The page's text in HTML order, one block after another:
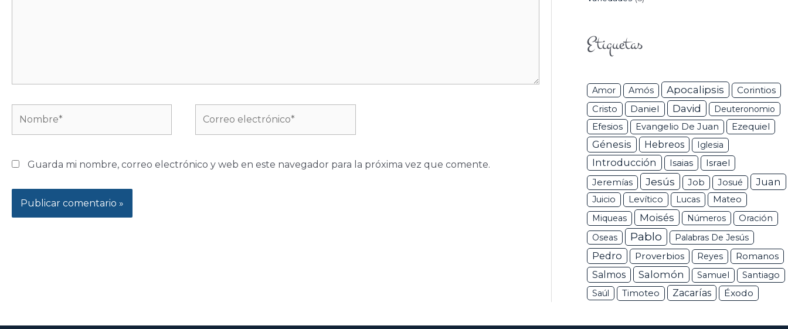
electrónico*
Guarda mi nombre, correo electrónico y web en este navegador para la próxima vez que comente.
Etiquetas
Amor Amós Apocalipsis Corintios
Cristo Daniel David Deuteronomio
Efesios Evangelio De Juan Ezequiel
Génesis Hebreos Iglesia
Introducción Isaias Israel
Jeremías Jesús Job Josué Juan
Juicio Levítico Lucas
Mateo
Miqueas
Moisés Números
Oración
Oseas
Pablo Palabras De Jesús
Pedro Proverbios Reyes
Romanos
Salmos
Salomón Samuel
Santiago
Saúl
Timoteo Zacarías Éxodo